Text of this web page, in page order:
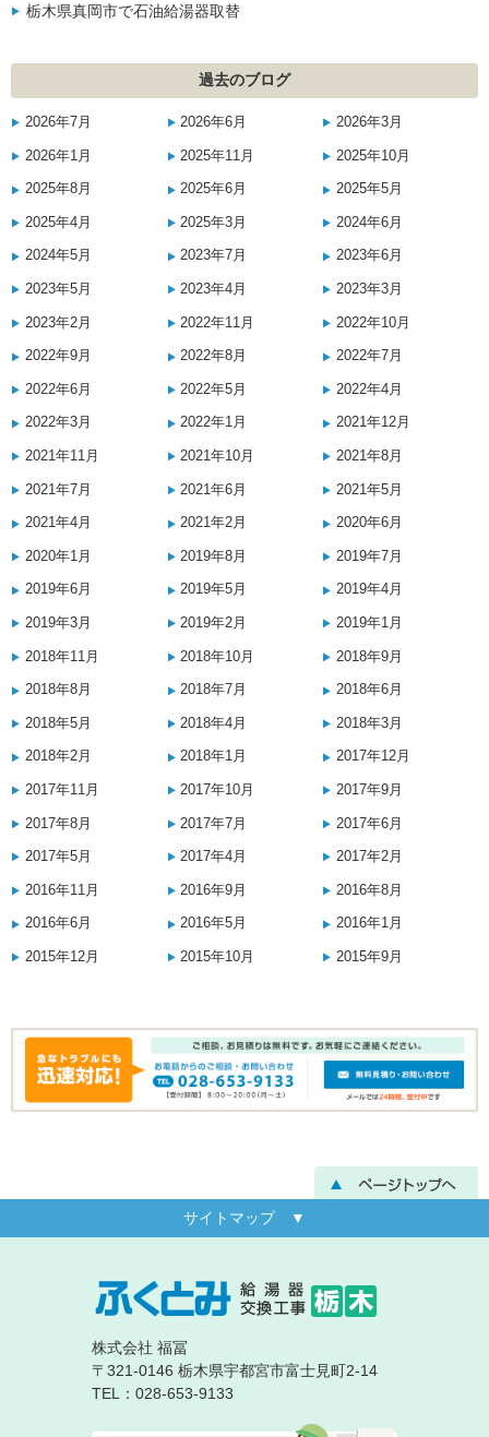
栃木県真岡市で石油給湯器取替
過去のブログ
2026年7月 2026年6月 2026年3月
2026年1月 2025年11月 2025年10月
2025年8月 2025年6月 2025年5月
2025年4月 2025年3月 2024年6月
2024年5月 2023年7月 2023年6月
2023年5月 2023年4月 2023年3月
2023年2月 2022年11月 2022年10月
2022年9月 2022年8月 2022年7月
2022年6月 2022年5月 2022年4月
2022年3月 2022年1月 2021年12月
2021年11月 2021年10月 2021年8月
2021年7月 2021年6月 2021年5月
2021年4月 2021年2月 2020年6月
2020年1月 2019年8月 2019年7月
2019年6月 2019年5月 2019年4月
2019年3月 2019年2月 2019年1月
2018年11月 2018年10月 2018年9月
2018年8月 2018年7月 2018年6月
2018年5月 2018年4月 2018年3月
2018年2月 2018年1月 2017年12月
2017年11月 2017年10月 2017年9月
2017年8月 2017年7月 2017年6月
2017年5月 2017年4月 2017年2月
2016年11月 2016年9月 2016年8月
2016年6月 2016年5月 2016年1月
2015年12月 2015年10月 2015年9月
サイトマップ ▼
株式会社 福冨
〒321-0146 栃木県宇都宮市富士見町2-14
TEL：028-653-9133